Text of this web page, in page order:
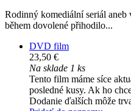
Rodinný komediální seriál aneb
během dovolené přihodilo...
DVD film
23,50 €
Na sklade 1 ks
Tento film máme síce
posledné kusy. Ak ho
Dodanie ďalších môže